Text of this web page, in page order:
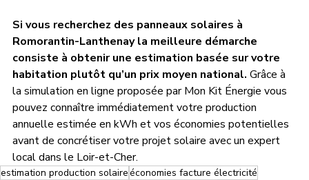
Si vous recherchez des panneaux solaires à
Romorantin-Lanthenay la meilleure démarche
consiste à obtenir une estimation basée sur votre
habitation plutôt qu’un prix moyen national. Grâce à
la simulation en ligne proposée par Mon Kit Énergie vous
pouvez connaître immédiatement votre production
annuelle estimée en kWh et vos économies potentielles
avant de concrétiser votre projet solaire avec un expert
local dans le Loir-et-Cher.
estimation production solaireéconomies facture électricité